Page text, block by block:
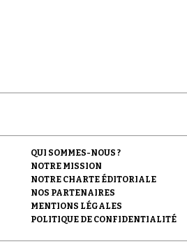
QUI SOMMES-NOUS ?
NOTRE MISSION
NOTRE CHARTE ÉDITORIALE
NOS PARTENAIRES
MENTIONS LÉGALES
POLITIQUE DE CONFIDENTIALITÉ